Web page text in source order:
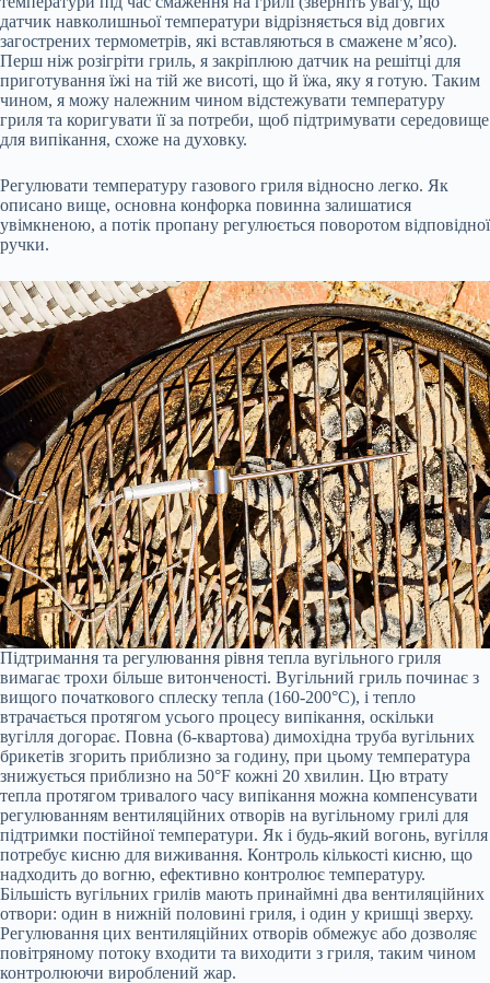
датчик навколишньої температури відрізняється від довгих
загострених термометрів, які вставляються в смажене м’ясо).
Перш ніж розігріти гриль, я закріплюю датчик на решітці для
приготування їжі на тій же висоті, що й їжа, яку я готую. Таким
чином, я можу належним чином відстежувати температуру
гриля та коригувати її за потреби, щоб підтримувати середовище
для випікання, схоже на духовку.
Регулювати температуру газового гриля відносно легко. Як
описано вище, основна конфорка повинна залишатися
увімкненою, а потік пропану регулюється поворотом відповідної
ручки.
Підтримання та регулювання рівня тепла вугільного гриля
вимагає трохи більше витонченості. Вугільний гриль починає з
вищого початкового сплеску тепла (160-200°C), і тепло
втрачається протягом усього процесу випікання, оскільки
вугілля догорає. Повна (6-квартова) димохідна труба вугільних
брикетів згорить приблизно за годину, при цьому температура
знижується приблизно на 50°F кожні 20 хвилин. Цю втрату
тепла протягом тривалого часу випікання можна компенсувати
регулюванням вентиляційних отворів на вугільному грилі для
підтримки постійної температури. Як і будь-який вогонь, вугілля
потребує кисню для виживання. Контроль кількості кисню, що
надходить до вогню, ефективно контролює температуру.
Більшість вугільних грилів мають принаймні два вентиляційних
отвори: один в нижній половині гриля, і один у кришці зверху.
Регулювання цих вентиляційних отворів обмежує або дозволяє
повітряному потоку входити та виходити з гриля, таким чином
контролюючи вироблений жар.